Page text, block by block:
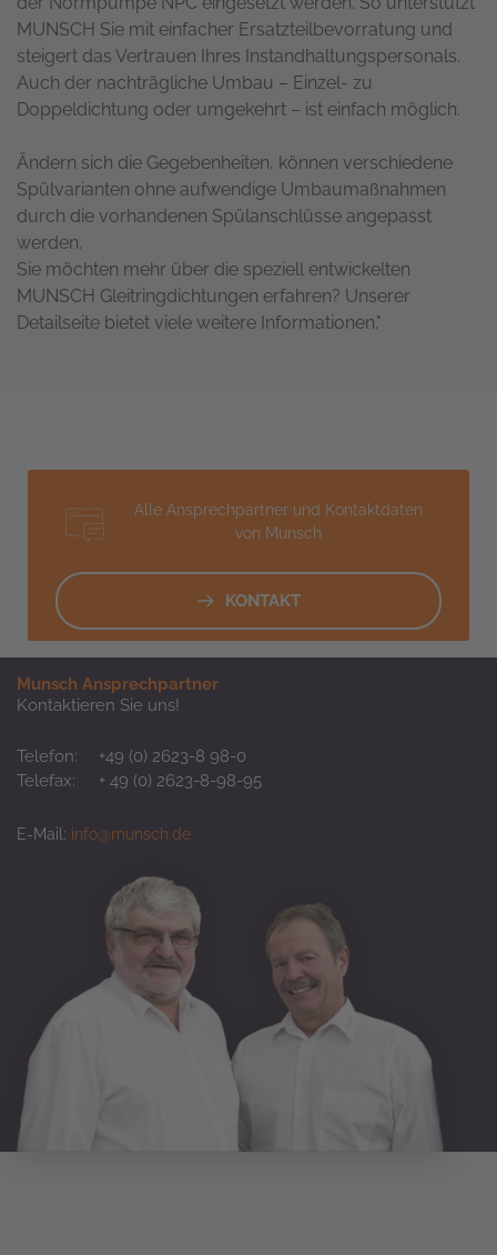
MUNSCH Sie mit einfacher Ersatzteilbevorratung und
steigert das Vertrauen Ihres Instandhaltungspersonals.
Auch der nachträgliche Umbau – Einzel- zu
Doppeldichtung oder umgekehrt – ist einfach möglich.
Ändern sich die Gegebenheiten, können verschiedene
Spülvarianten ohne aufwendige Umbaumaßnahmen
durch die vorhandenen Spülanschlüsse angepasst
werden.
Sie möchten mehr über die speziell entwickelten
MUNSCH Gleitringdichtungen erfahren? Unserer
Detailseite bietet viele weitere Informationen."
Alle Ansprechpartner und Kontaktdaten
von Munsch
KONTAKT
Munsch Ansprechpartner
Kontaktieren Sie uns!
Telefon:
+49 (0) 2623-8 98-0
Telefax:
+ 49 (0) 2623-8-98-95
E-Mail: info@munsch.de